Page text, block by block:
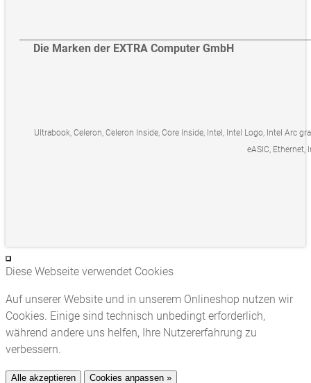
Die Marken der EXTRA Computer GmbH
Ultrabook, Celeron, Celeron Inside, Core Inside, Intel, Intel Logo, Intel Arc
eASIC, Ethernet,
Diese Webseite verwendet Cookies
Auf unserer Website und in unserem Onlineshop nutzen wir
Cookies. Einige sind technisch unbedingt erforderlich,
während andere uns helfen, Ihre Nutzererfahrung zu
verbessern.
Alle akzeptieren Cookies anpassen »